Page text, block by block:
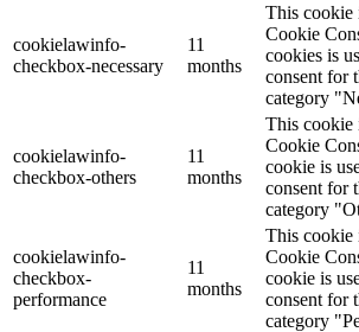
cookielawinfo-
checkbox-necessary
11
months
This cookie
Cookie
cookies is
consent for
category
cookielawinfo-
checkbox-others
11
months
This cookie
Cookie
cookie is
consent for
category
cookielawinfo-
checkbox-
performance
11
months
This cookie
Cookie
cookie is
consent for
category